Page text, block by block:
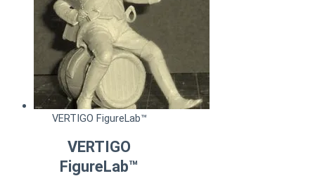
VERTIGO FigureLab™
VERTIGO
FigureLab™